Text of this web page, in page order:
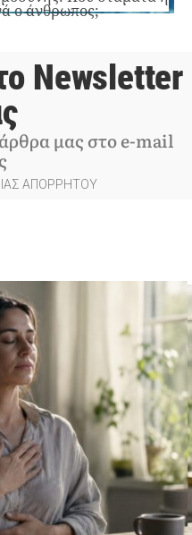
ο άνθρωπος;
Newsletter
μας στο e-mail
ΑΠΟΡΡΗΤΟΥ